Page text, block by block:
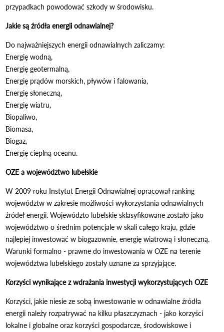
przypadkach powodować szkody w środowisku.
Jakie są źródła energii odnawialnej?
Do najważniejszych energii odnawialnych zaliczamy:
Energię wodną,
Energię geotermalną,
Energię prądów morskich, pływów i falowania,
Energię słoneczną,
Energię wiatru,
Biopaliwo,
Biomasa,
Biogaz,
Energię cieplną oceanu.
OZE a województwo lubelskie
W 2009 roku Instytut Energii Odnawialnej opracował ranking
województw w zakresie możliwości wykorzystania odnawialnych
źródeł energii. Województo lubelskie sklasyfikowane zostało jako
województwo o średnim potencjale w skali całego kraju, gdzie
najlepiej inwestować w biogazownie, energię wiatrową i słoneczną.
Warunki formalno - prawne do inwestowania w OZE na terenie
województwa lubelskiego zostały uznane za sprzyjające.
Korzyści wynikające z wdrażania inwestycji wykorzystujących OZE
Korzyści, jakie niesie ze sobą inwestowanie w odnawialne źródła
energii należy rozpatrywać na kilku płaszczyznach - jako korzyści
lokalne i globalne oraz korzyści gospodarcze, środowiskowe i